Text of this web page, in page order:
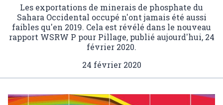
Les exportations de minerais de phosphate du
Sahara Occidental occupé n'ont jamais été aussi
faibles qu'en 2019. Cela est révélé dans le nouveau
rapport WSRW P pour Pillage, publié aujourd'hui, 24
février 2020.
24 février 2020